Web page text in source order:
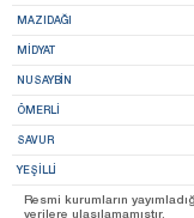
MAZIDAĞI
MİDYAT
NUSAYBİN
ÖMERLİ
SAVUR
YEŞİLLİ
Resmi kurumların
verilere ulaşılamamıştır.